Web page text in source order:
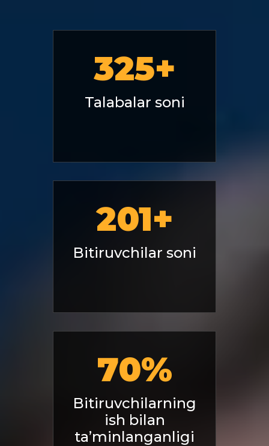
325+
Talabalar soni
201+
Bitiruvchilar soni
70%
Bitiruvchilarning
ish bilan
ta’minlanganligi